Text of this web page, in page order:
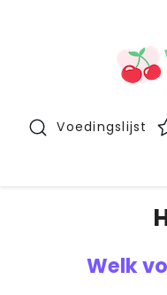
Voedingslijst
Welk